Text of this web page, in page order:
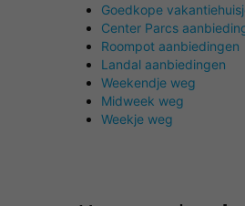
Goedkope
Center Parcs
Roompot aanbiedingen
Landal aanbiedingen
Weekendje weg
Midweek weg
Weekje weg